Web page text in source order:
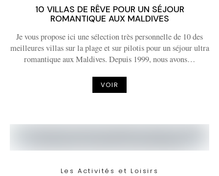
10 VILLAS DE RÊVE POUR UN SÉJOUR
ROMANTIQUE AUX MALDIVES
Je vous propose ici une sélection très personnelle de 10 des
meilleures villas sur la plage et sur pilotis pour un séjour ultra
romantique aux Maldives. Depuis 1999, nous avons…
VOIR
Les Activités et Loisirs